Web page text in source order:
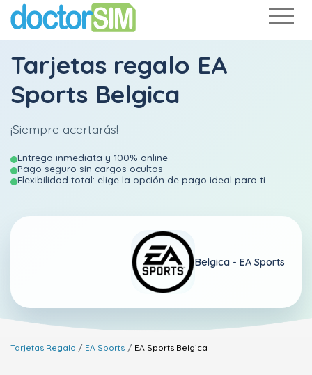
Tarjetas regalo EA
Sports Belgica
¡Siempre acertarás!
Entrega inmediata y 100% online
Pago seguro sin cargos ocultos
Flexibilidad total: elige la opción de pago ideal para ti
Belgica - EA Sports
Tarjetas Regalo EA Sports EA Sports Belgica